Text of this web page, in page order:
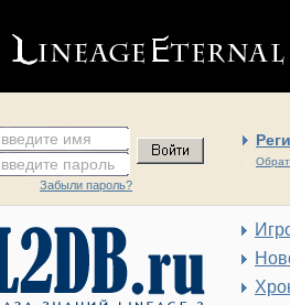
введите имя
введите пароль
Забыли пароль?